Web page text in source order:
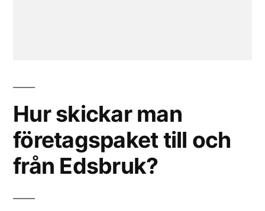
Hur skickar man
företagspaket till och
från Edsbruk?